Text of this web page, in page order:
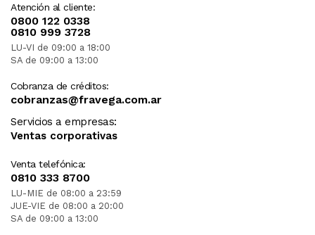
Atención al cliente:
0800 122 0338
0810 999 3728
LU-VI de 09:00 a 18:00
SA de 09:00 a 13:00
Cobranza de créditos:
cobranzas@fravega.com.ar
Servicios a empresas:
Ventas corporativas
Venta telefónica:
0810 333 8700
LU-MIE de 08:00 a 23:59
JUE-VIE de 08:00 a 20:00
SA de 09:00 a 13:00